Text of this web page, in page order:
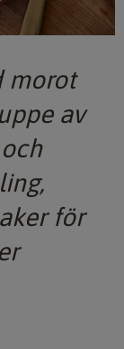
morot
av
för